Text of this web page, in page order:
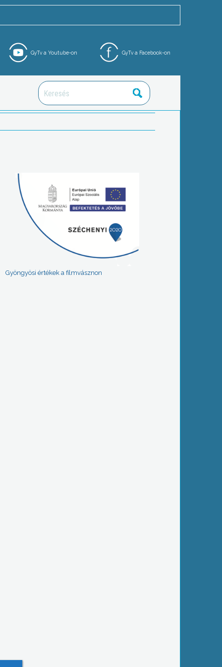
GyTv a Facebook-on
GyTv a Youtube-on
Gyöngyösi értékek a filmvásznon